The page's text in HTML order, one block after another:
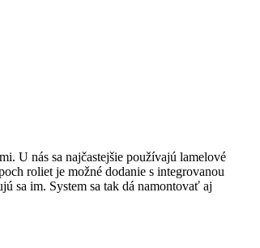
U nás sa najčastejšie používajú lamelové
roliet je možné dodanie s integrovanou
sa im. System sa tak dá namontovať aj